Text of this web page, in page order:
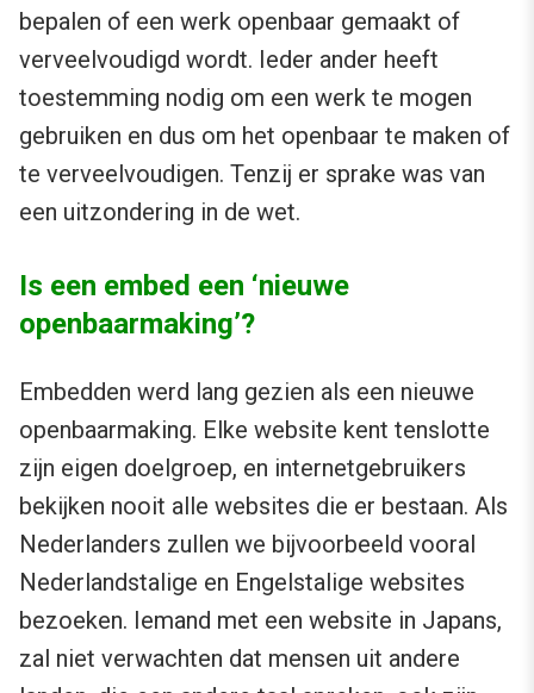
bepalen of een werk openbaar gemaakt of
verveelvoudigd wordt. Ieder ander heeft
toestemming nodig om een werk te mogen
gebruiken en dus om het openbaar te maken of
te verveelvoudigen. Tenzij er sprake was van
een uitzondering in de wet.
Is een embed een ‘nieuwe
openbaarmaking’?
Embedden werd lang gezien als een nieuwe
openbaarmaking. Elke website kent tenslotte
zijn eigen doelgroep, en internetgebruikers
bekijken nooit alle websites die er bestaan. Als
Nederlanders zullen we bijvoorbeeld vooral
Nederlandstalige en Engelstalige websites
bezoeken. Iemand met een website in Japans,
zal niet verwachten dat mensen uit andere